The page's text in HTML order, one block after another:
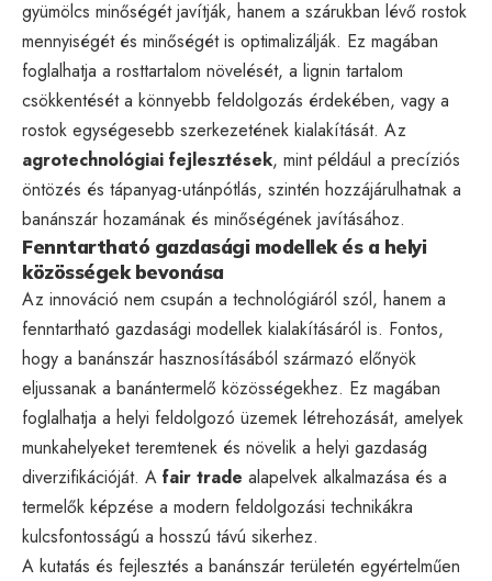
gyümölcs minőségét javítják, hanem a szárukban lévő rostok
mennyiségét és minőségét is optimalizálják. Ez magában
foglalhatja a rosttartalom növelését, a lignin tartalom
csökkentését a könnyebb feldolgozás érdekében, vagy a
rostok egységesebb szerkezetének kialakítását. Az
agrotechnológiai fejlesztések, mint például a precíziós
öntözés és tápanyag-utánpótlás, szintén hozzájárulhatnak a
banánszár hozamának és minőségének javításához.
Fenntartható gazdasági modellek és a helyi
közösségek bevonása
Az innováció nem csupán a technológiáról szól, hanem a
fenntartható gazdasági modellek kialakításáról is. Fontos,
hogy a banánszár hasznosításából származó előnyök
eljussanak a banántermelő közösségekhez. Ez magában
foglalhatja a helyi feldolgozó üzemek létrehozását, amelyek
munkahelyeket teremtenek és növelik a helyi gazdaság
diverzifikációját. A fair trade alapelvek alkalmazása és a
termelők képzése a modern feldolgozási technikákra
kulcsfontosságú a hosszú távú sikerhez.
A kutatás és fejlesztés a banánszár területén egyértelműen